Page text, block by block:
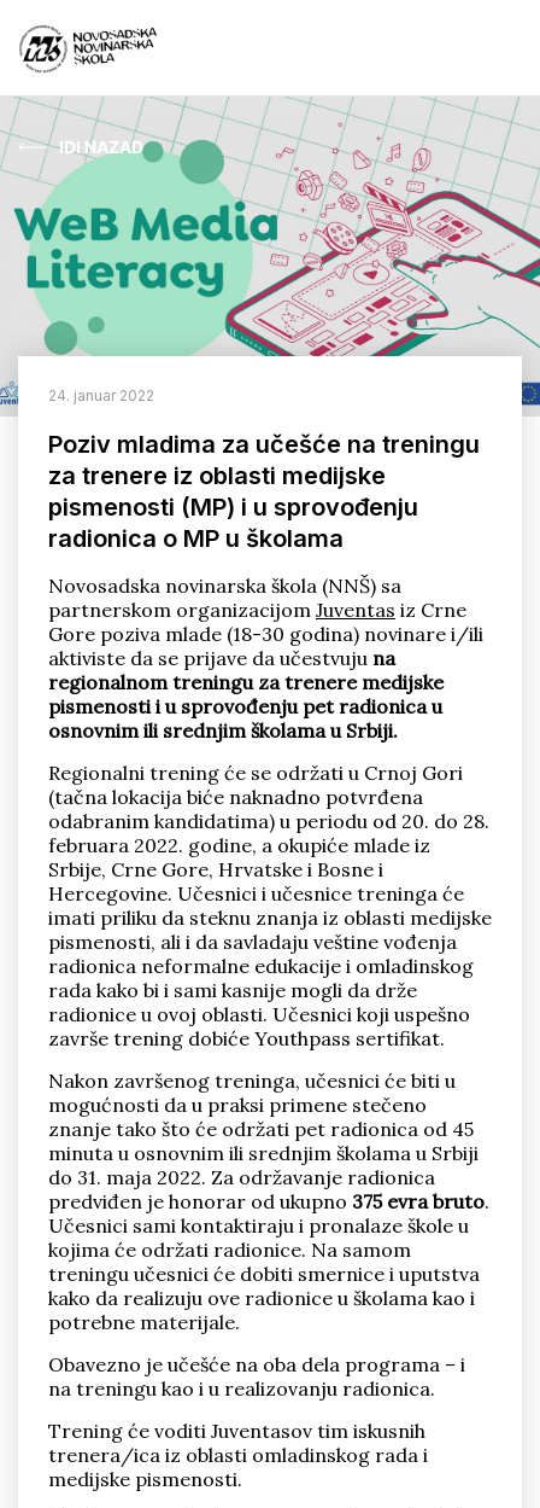
Aktuelnosti
O nama
Čime se bavimo?
Projekti
ARHIVA
Pronađi
IDI NAZAD
24. januar 2022
Poziv mladima za učešće na treningu
za trenere iz oblasti medijske
pismenosti (MP) i u sprovođenju
radionica o MP u školama
Novosadska novinarska škola (NNŠ) sa
partnerskom organizacijom Juventas iz Crne
Gore poziva mlade (18-30 godina) novinare i/ili
aktiviste da se prijave da učestvuju na
regionalnom treningu za trenere medijske
pismenosti i u sprovođenju pet radionica u
osnovnim ili srednjim školama u Srbiji.
Regionalni trening će se održati u Crnoj Gori
(tačna lokacija biće naknadno potvrđena
odabranim kandidatima) u periodu od 20. do 28.
februara 2022. godine, a okupiće mlade iz
Srbije, Crne Gore, Hrvatske i Bosne i
Hercegovine. Učesnici i učesnice treninga će
imati priliku da steknu znanja iz oblasti medijske
pismenosti, ali i da savladaju veštine vođenja
radionica neformalne edukacije i omladinskog
rada kako bi i sami kasnije mogli da drže
radionice u ovoj oblasti. Učesnici koji uspešno
završe trening dobiće Youthpass sertifikat.
Nakon završenog treninga, učesnici će biti u
mogućnosti da u praksi primene stečeno
znanje tako što će održati pet radionica od 45
minuta u osnovnim ili srednjim školama u Srbiji
do 31. maja 2022. Za održavanje radionica
predviđen je honorar od ukupno 375 evra bruto.
Učesnici sami kontaktiraju i pronalaze škole u
kojima će održati radionice. Na samom
treningu učesnici će dobiti smernice i uputstva
kako da realizuju ove radionice u školama kao i
potrebne materijale.
Obavezno je učešće na oba dela programa – i
na treningu kao i u realizovanju radionica.
Trening će voditi Juventasov tim iskusnih
trenera/ica iz oblasti omladinskog rada i
medijske pismenosti.